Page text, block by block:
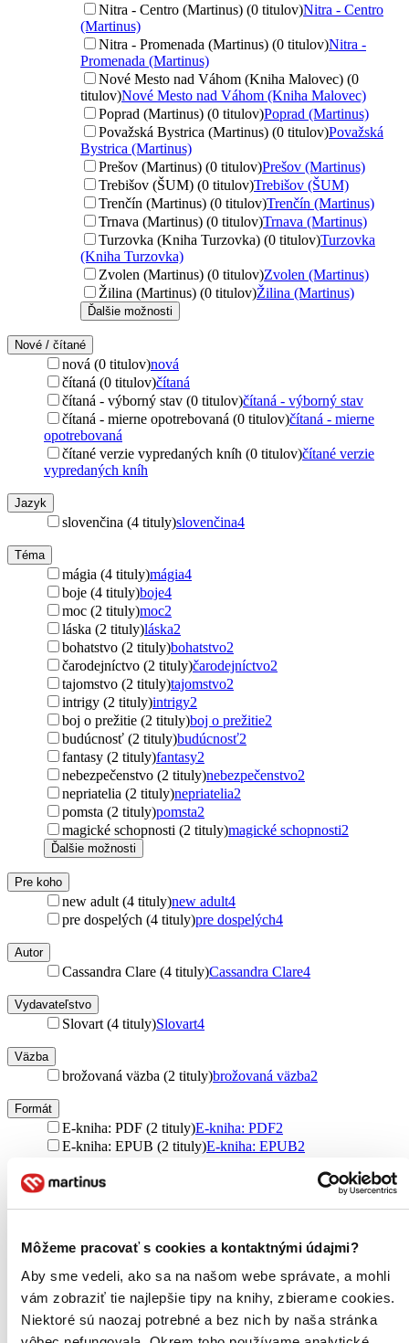
Môžeme pracovať s cookies a kontaktnými údajmi?
Aby sme vedeli, ako sa na našom webe správate, a mohli
vám zobraziť tie najlepšie tipy na knihy, zbierame cookies.
Niektoré sú naozaj potrebné a bez nich by naša stránka
Nitra - Centro (Martinus) (0 titulov)Nitra - Centro
(Martinus)
Nitra - Promenada (Martinus) (0 titulov)Nitra -
Promenada (Martinus)
Nové Mesto nad Váhom (Kniha Malovec) (0
titulov)Nové Mesto nad Váhom (Kniha Malovec)
Poprad (Martinus) (0 titulov)Poprad (Martinus)
Považská Bystrica (Martinus) (0 titulov)Považská
Bystrica (Martinus)
Prešov (Martinus) (0 titulov)Prešov (Martinus)
Trebišov (ŠUM) (0 titulov)Trebišov (ŠUM)
Trenčín (Martinus) (0 titulov)Trenčín (Martinus)
Trnava (Martinus) (0 titulov)Trnava (Martinus)
Turzovka (Kniha Turzovka) (0 titulov)Turzovka
(Kniha Turzovka)
Zvolen (Martinus) (0 titulov)Zvolen (Martinus)
Žilina (Martinus) (0 titulov)Žilina (Martinus)
Ďalšie možnosti
Nové / čítané
nová (0 titulov)nová
čítaná (0 titulov)čítaná
čítaná - výborný stav (0 titulov)čítaná - výborný stav
čítaná - mierne opotrebovaná (0 titulov)čítaná - mierne
opotrebovaná
čítané verzie vypredaných kníh (0 titulov)čítané verzie
vypredaných kníh
Jazyk
slovenčina (4 tituly)slovenčina4
Téma
mágia (4 tituly)mágia4
boje (4 tituly)boje4
moc (2 tituly)moc2
láska (2 tituly)láska2
bohatstvo (2 tituly)bohatstvo2
čarodejníctvo (2 tituly)čarodejníctvo2
tajomstvo (2 tituly)tajomstvo2
intrigy (2 tituly)intrigy2
boj o prežitie (2 tituly)boj o prežitie2
budúcnosť (2 tituly)budúcnosť2
fantasy (2 tituly)fantasy2
nebezpečenstvo (2 tituly)nebezpečenstvo2
nepriatelia (2 tituly)nepriatelia2
pomsta (2 tituly)pomsta2
magické schopnosti (2 tituly)magické schopnosti2
Ďalšie možnosti
Pre koho
new adult (4 tituly)new adult4
pre dospelých (4 tituly)pre dospelých4
Autor
Cassandra Clare (4 tituly)Cassandra Clare4
Vydavateľstvo
Slovart (4 tituly)Slovart4
Väzba
brožovaná väzba (2 tituly)brožovaná väzba2
Formát
E-kniha: PDF (2 tituly)E-kniha: PDF2
E-kniha: EPUB (2 tituly)E-kniha: EPUB2
Zúžiť výber
Zoradiť
Od poslednej časti
Od prvej časti
Bestsellery